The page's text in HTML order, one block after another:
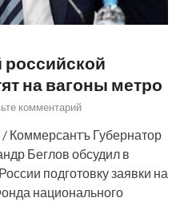
российской
на вагоны метро
комментарий
Коммерсантъ Губернатор
Беглов обсудил в
подготовку заявки на
национального